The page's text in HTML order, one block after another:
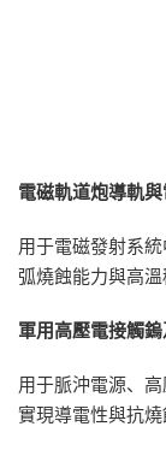
電磁軌道炮導軌
用于電磁發射系
弧燒蝕能力與高溫
軍用高壓電接觸
用于脈沖電源、
實現導電性與抗燒